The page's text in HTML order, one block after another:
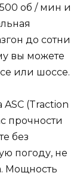
об / мин и
до сотни
вы можете
или шоссе.
ASC (Traction
прочности
без
погоду, не
Мощность